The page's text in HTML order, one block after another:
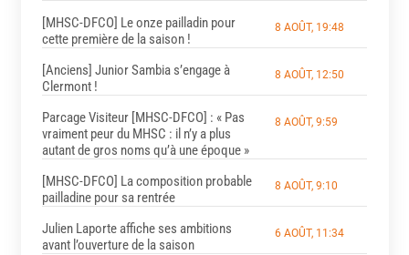
[MHSC-DFCO] Le onze pailladin pour
cette première de la saison !
8 AOÛT, 19:48
[Anciens] Junior Sambia s’engage à
Clermont !
8 AOÛT, 12:50
Parcage Visiteur [MHSC-DFCO] : « Pas
vraiment peur du MHSC : il n’y a plus
autant de gros noms qu’à une époque »
8 AOÛT, 9:59
[MHSC-DFCO] La composition probable
pailladine pour sa rentrée
8 AOÛT, 9:10
Julien Laporte affiche ses ambitions
avant l’ouverture de la saison
6 AOÛT, 11:34